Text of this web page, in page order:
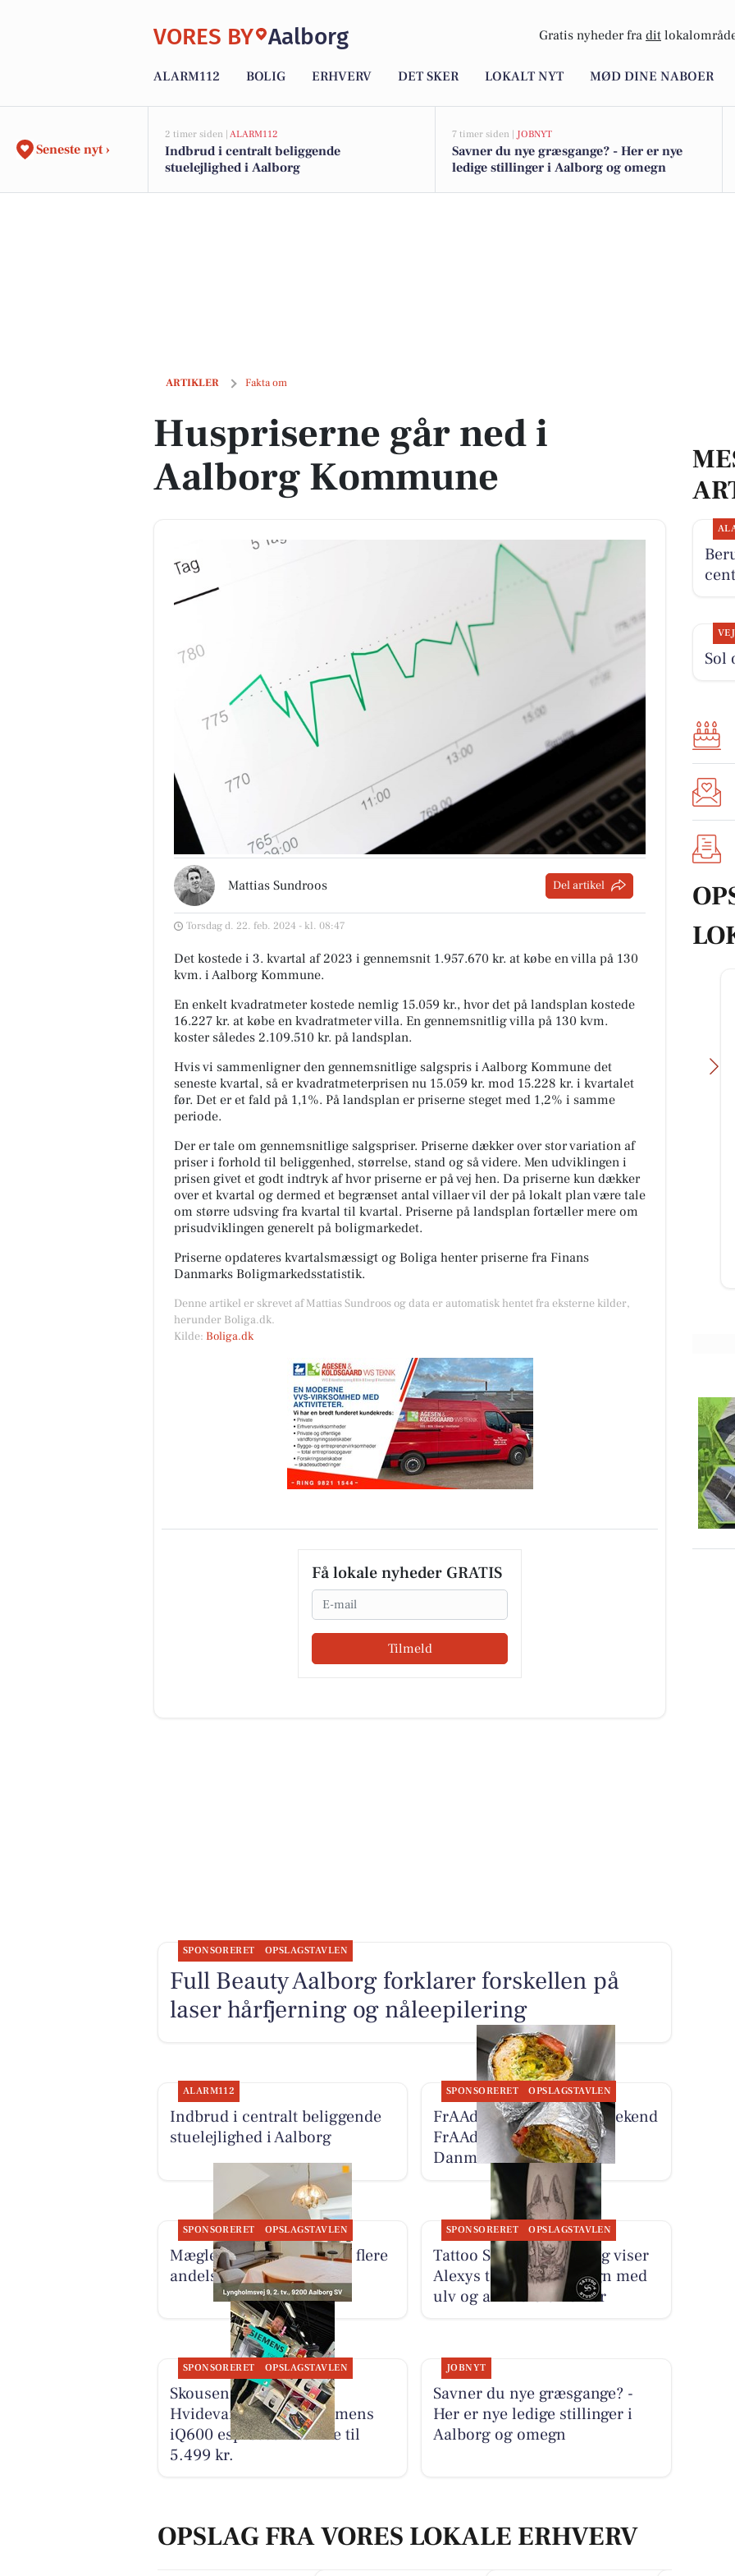
VORES BY Aalborg Gratis nyheder fra dit
ALARM112 BOLIG ERHVERV DET SKER LOKALT NYT MØD DINE NABOER
Seneste nyt ›
2 timer siden | ALARM112
Indbrud i centralt beliggende
stuelejlighed i Aalborg
7 timer siden | JOBNYT
Savner du nye græsgange? - Her er nye
ledige stillinger i Aalborg og omegn
ARTIKLER Fakta om
Huspriserne går ned i Aalborg Kommune
Huspriserne går ned i
Aalborg Kommune
Mattias Sundroos Del artikel
Torsdag d. 22. feb. 2024 - kl. 08:47
Det kostede i 3. kvartal af 2023 i gennemsnit 1.957.670 kr. at købe en villa på 130
kvm. i Aalborg Kommune.
En enkelt kvadratmeter kostede nemlig 15.059 kr., hvor det på landsplan kostede
16.227 kr. at købe en kvadratmeter villa. En gennemsnitlig villa på 130 kvm.
koster således 2.109.510 kr. på landsplan.
Hvis vi sammenligner den gennemsnitlige salgspris i Aalborg Kommune det
seneste kvartal, så er kvadratmeterprisen nu 15.059 kr. mod 15.228 kr. i kvartalet
før. Det er et fald på 1,1%. På landsplan er priserne steget med 1,2% i samme
periode.
Der er tale om gennemsnitlige salgspriser. Priserne dækker over stor variation af
priser i forhold til beliggenhed, størrelse, stand og så videre. Men udviklingen i
prisen givet et godt indtryk af hvor priserne er på vej hen. Da priserne kun dækker
over et kvartal og dermed et begrænset antal villaer vil der på lokalt plan være tale
om større udsving fra kvartal til kvartal. Priserne på landsplan fortæller mere om
prisudviklingen generelt på boligmarkedet.
Priserne opdateres kvartalsmæssigt og Boliga henter priserne fra Finans
Danmarks Boligmarkedsstatistik.
Denne artikel er skrevet af Mattias Sundroos og data er automatisk hentet fra eksterne kilder,
herunder Boliga.dk.
Kilde: Boliga.dk
Få lokale nyheder GRATIS
Email
Tilmeld
Sol
FrAAderen - Kastetvej
🚨 Vigtig besked til alle Weekend
FrAAdere 🚨 Er du en af dem, der
ikke kan få nok af vores Chopped
Cheese? Så læs lige med....
Åbn opslaget
SPAR Visse
😍😍‼️‼️ JA TAK ‼️‼️😍😍 Hej Nyhed i
Danmark !!! (Frost nyhed) De virale
frugtkager er landet i Danmark
Åbn opslaget
SPONSORERET OPSLAGSTAVLEN
Full Beauty Aalborg forklarer forskellen på
laser hårfjerning og nåleepilering
ALARM112
Indbrud i centralt beliggende
stuelejlighed i Aalborg
SPONSORERET OPSLAGSTAVLEN
FrAAderen oplyser, at Weekend
FrAAderen nu bor på
Danmarksgade 27A
SPONSORERET OPSLAGSTAVLEN
Mæglerhuset Aalborg har flere
andelsboliger til salg
SPONSORERET OPSLAGSTAVLEN
Tattoo Studio 96 Aalborg viser
Alexys tatoveringsdesign med
ulv og anime-elementer
SPONSORERET OPSLAGSTAVLEN
Skousen Nørresundby
Hvidevarer tilbyder Siemens
iQ600 espressomaskine til
5.499 kr.
JOBNYT
Savner du nye græsgange? -
Her er nye ledige stillinger i
Aalborg og omegn
OPSLAG FRA VORES LOKALE ERHVERV